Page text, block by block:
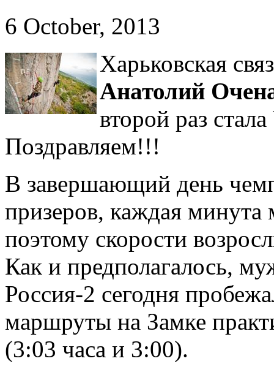
6 October, 2013
Харьковская
Анатолий
второй раз
Поздравляем!!!
В завершающий день
призеров, каждая
поэтому скорости
Как и предполагалось,
Россия-2 сегодня
маршруты на Замке
(3:03 часа и 3:00).